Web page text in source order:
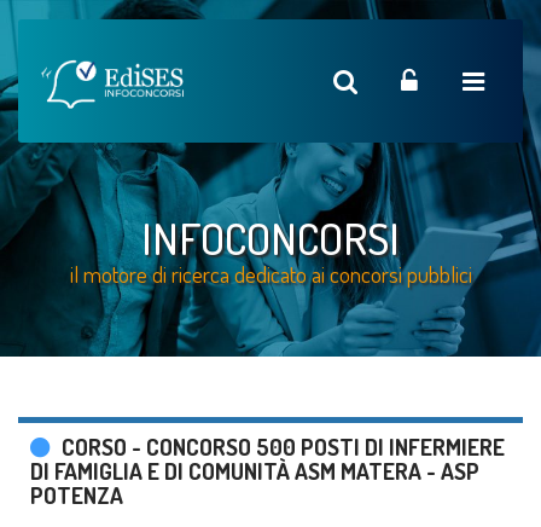
INFOCONCORSI
il motore di ricerca dedicato ai concorsi pubblici
CORSO - CONCORSO 500 POSTI DI INFERMIERE
DI FAMIGLIA E DI COMUNITÀ ASM MATERA - ASP
POTENZA